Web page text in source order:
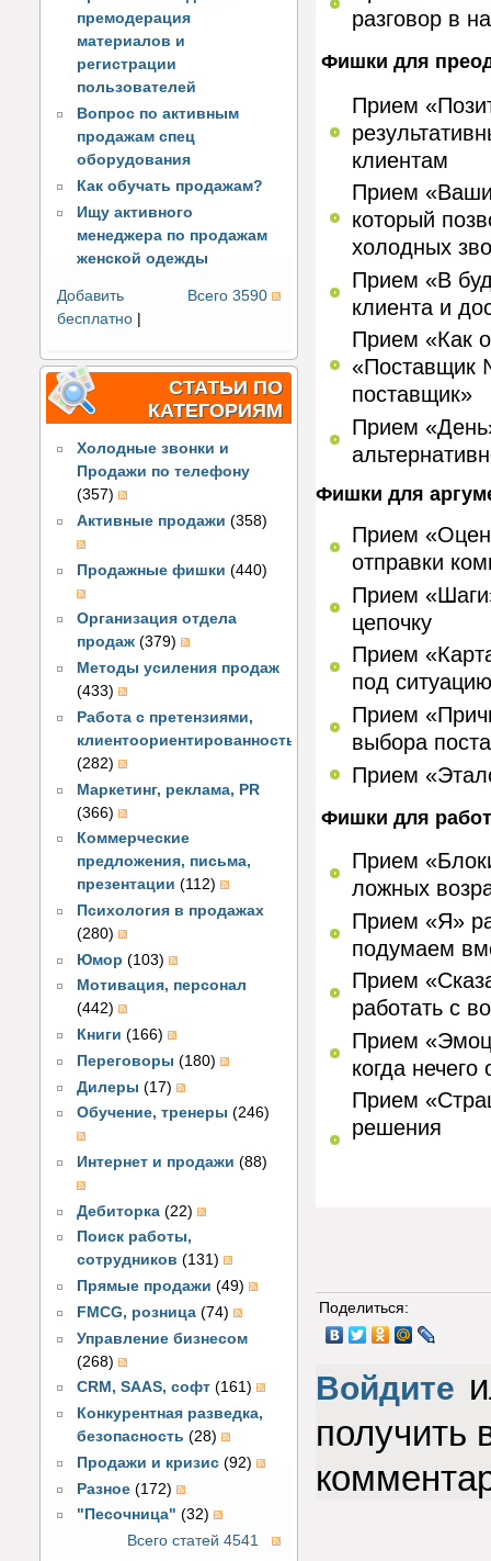
премодерация
материалов и
регистрации
пользователей
Вопрос по активным
продажам спец
оборудования
Как обучать продажам?
Ищу активного
менеджера по продажам
женской одежды
Всего 3590
Добавить
бесплатно |
СТАТЬИ ПО
КАТЕГОРИЯМ
Холодные звонки и
Продажи по телефону
(357)
Активные продажи (358)
Продажные фишки (440)
Организация отдела
продаж (379)
Методы усиления продаж
(433)
Работа с претензиями,
клиентоориентированность
(282)
Маркетинг, реклама, PR
(366)
Коммерческие
предложения, письма,
презентации (112)
Психология в продажах
(280)
Юмор (103)
Мотивация, персонал
(442)
Книги (166)
Переговоры (180)
Дилеры (17)
Обучение, тренеры (246)
Интернет и продажи (88)
Дебиторка (22)
Поиск работы,
сотрудников (131)
Прямые продажи (49)
FMCG, розница (74)
Управление бизнесом
(268)
CRM, SAAS, софт (161)
Конкурентная разведка,
безопасность (28)
Продажи и кризис (92)
Разное (172)
"Песочница" (32)
Всего статей 4541
разговор в
Фишки для
Прием
клиентам
Прием
который
холодных
Прием «В
клиента и
Прием «Как
«Поставщик
поставщик»
Прием
Фишки для
Прием
отправки
Прием
цепочку
Прием
под
Прием
выбора
Прием
Фишки для
Прием
ложных
Прием «Я»
подумаем
Прием
работать с
Прием
когда
Прием
решения
Поделиться:
Войдите
получить